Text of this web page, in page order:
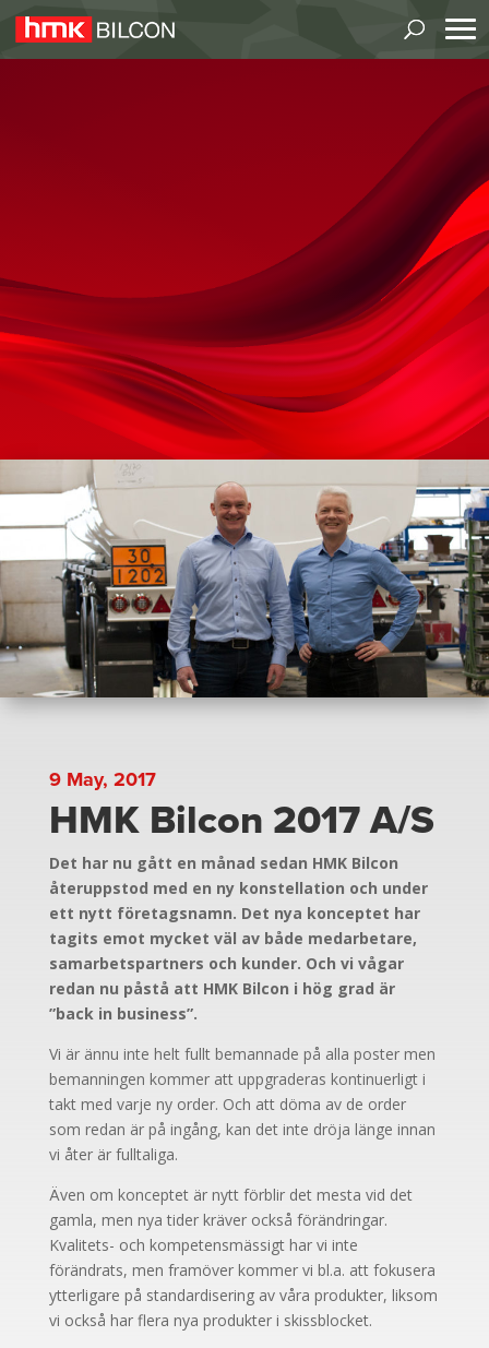
9 May, 2017
HMK Bilcon 2017 A/S
Det har nu gått en månad sedan HMK Bilcon
återuppstod med en ny konstellation och under
ett nytt företagsnamn. Det nya konceptet har
tagits emot mycket väl av både medarbetare,
samarbetspartners och kunder. Och vi vågar
redan nu påstå att HMK Bilcon i hög grad är
”back in business”.
Vi är ännu inte helt fullt bemannade på alla poster men
bemanningen kommer att uppgraderas kontinuerligt i
takt med varje ny order. Och att döma av de order
som redan är på ingång, kan det inte dröja länge innan
vi åter är fulltaliga.
Även om konceptet är nytt förblir det mesta vid det
gamla, men nya tider kräver också förändringar.
Kvalitets- och kompetensmässigt har vi inte
förändrats, men framöver kommer vi bl.a. att fokusera
ytterligare på standardisering av våra produkter, liksom
vi också har flera nya produkter i skissblocket.